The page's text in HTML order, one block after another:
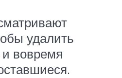
удалить
вовремя